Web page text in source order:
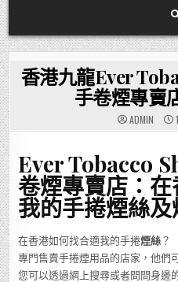
香港九龍Ever
手卷煙專賣
ADMIN
Ever Tobacco
卷煙專賣店：
我的手捲煙絲
在香港如何找合適我的手捲煙絲 ？
專門售賣手捲煙用品的店家，他們
您可以透過網上搜尋或者問問身邊